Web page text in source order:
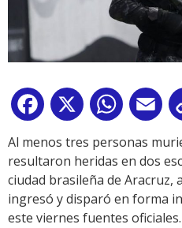
Facebook
X
Al menos tres personas
resultaron heridas en dos
ciudad brasileña de Aracruz,
ingresó y disparó en forma
este viernes fuentes oficiales.